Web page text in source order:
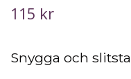
115 kr
Snygga och